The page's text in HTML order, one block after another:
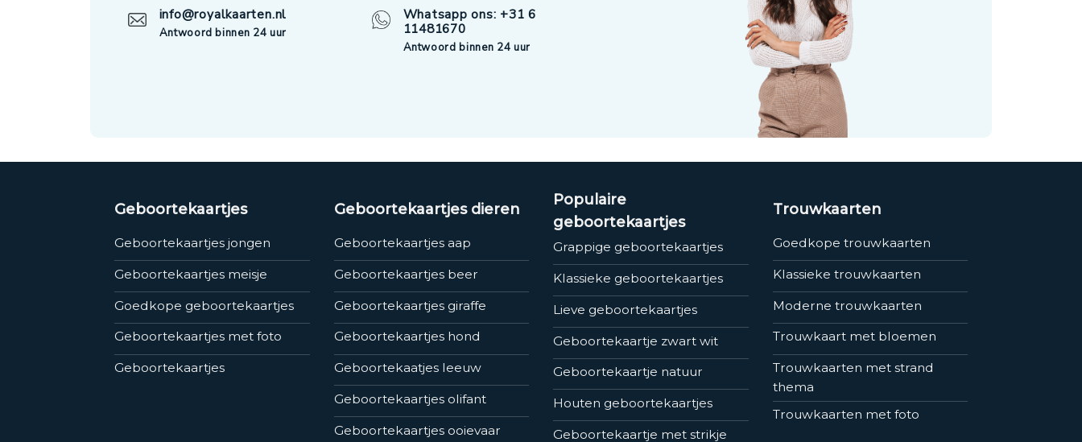
info@royalkaarten.nl
Antwoord binnen 24 uur
Whatsapp ons: +31 6
11481670
Antwoord binnen 24 uur
Geboortekaartjes
Geboortekaartjes jongen
Geboortekaartjes meisje
Goedkope geboortekaartjes
Geboortekaartjes met foto
Geboortekaartjes
Geboortekaartjes dieren
Geboortekaartjes aap
Geboortekaartjes beer
Geboortekaartjes giraffe
Geboortekaartjes hond
Geboortekaatjes leeuw
Geboortekaartjes olifant
Geboortekaartjes ooievaar
Populaire
geboortekaartjes
Grappige geboortekaartjes
Klassieke geboortekaartjes
Lieve geboortekaartjes
Geboortekaartje zwart wit
Geboortekaartje natuur
Houten geboortekaartjes
Geboortekaartje met strikje
Trouwkaarten
Goedkope trouwkaarten
Klassieke trouwkaarten
Moderne trouwkaarten
Trouwkaart met bloemen
Trouwkaarten met strand
thema
Trouwkaarten met foto